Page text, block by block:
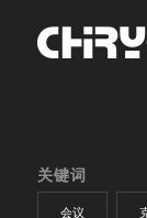
关键词
会议